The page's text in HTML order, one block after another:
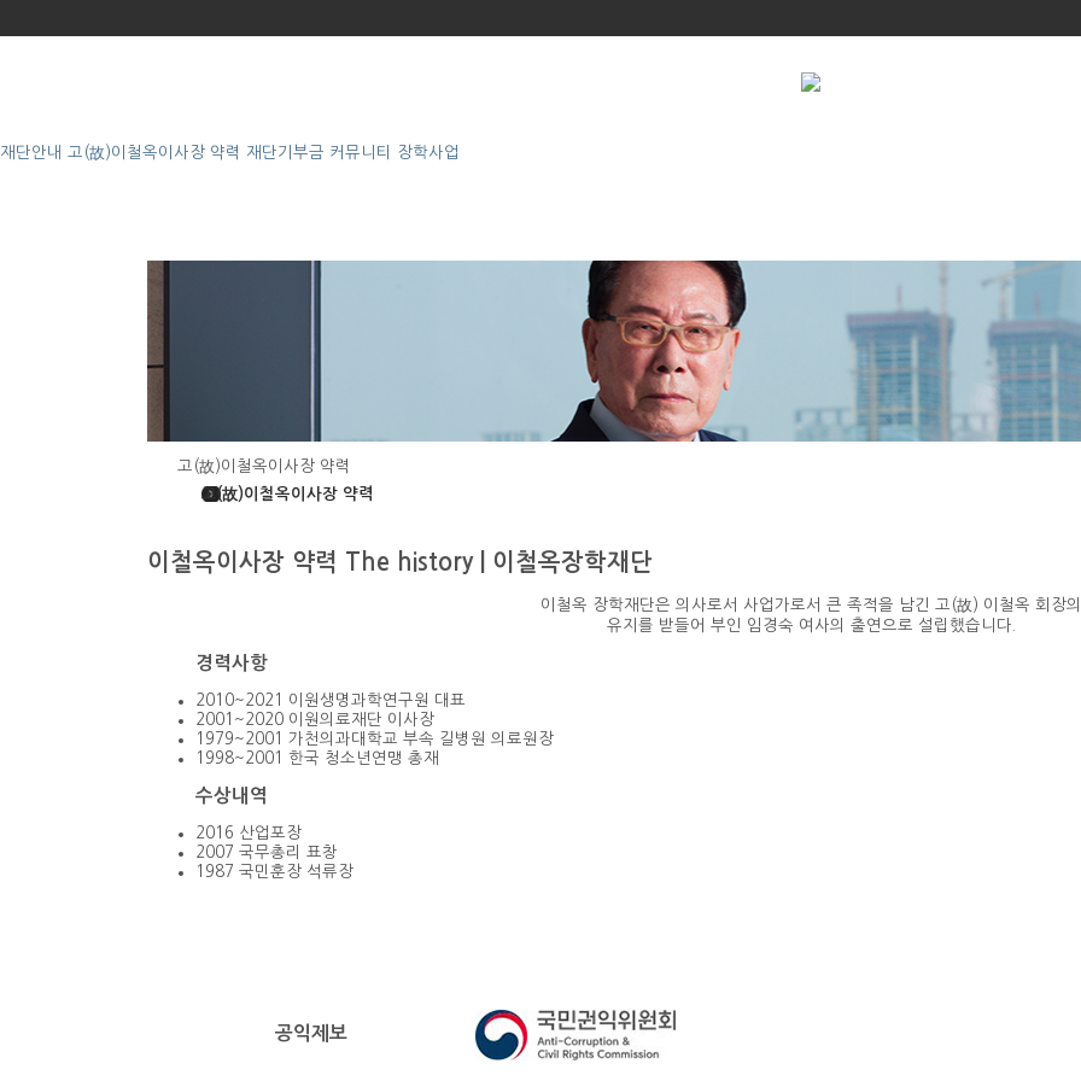
재단안내 고(故)이철옥이사장 약력 재단기부금 커뮤니티 장학사업
고(故)이철옥이사장 약력
고(故)이철옥이사장 약력
이철옥이사장 약력 The history | 이철옥장학재단
이철옥 장학재단은 의사로서 사업가로서 큰 족적을 남긴 고(故) 이철옥 회장의
유지를 받들어 부인 임경숙 여사의 출연으로 설립했습니다.
경력사항
2010~2021
이원생명과학연구원 대표
2001~2020 이원의료재단 이사장
1979~2001
가천의과대학교 부속 길병원 의료원장
1998~2001
한국 청소년연맹 총재
수상내역
2016 산업포장
2007 국무총리 표창
1987 국민훈장 석류장
공익제보